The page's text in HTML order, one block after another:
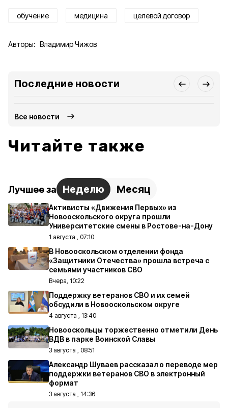
обучение медицина целевой договор
Авторы: Владимир Чижов
Последние новости
Все новости
Читайте также
Лучшее за Неделю Месяц
Активисты «Движения Первых» из
Новооскольского округа прошли
Университетские смены в Ростове-на-Дону
1 августа , 07:10
В Новооскольском отделении фонда
«Защитники Отечества» прошла встреча с
семьями участников СВО
Вчера, 10:22
Поддержку ветеранов СВО и их семей
обсудили в Новооскольском округе
4 августа , 13:40
Новооскольцы торжественно отметили День
ВДВ в парке Воинской Славы
3 августа , 08:51
Александр Шуваев рассказал о переводе мер
поддержки ветеранов СВО в электронный
формат
3 августа , 14:36